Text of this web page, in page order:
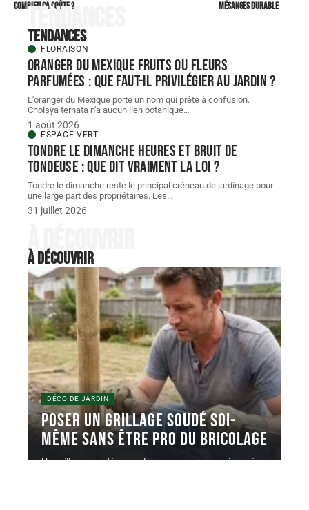
combien ça coûte ?
mésanges durable
Tendances
Tendances
FLORAISON
Oranger du Mexique fruits ou fleurs
parfumées : que faut-il privilégier au jardin ?
L'oranger du Mexique porte un nom qui prête à confusion.
Choisya ternata n'a aucun lien botanique…
1 août 2026
ESPACE VERT
Tondre le dimanche heures et bruit de
tondeuse : que dit vraiment la loi ?
Tondre le dimanche reste le principal créneau de jardinage pour
une large part des propriétaires. Les…
31 juillet 2026
À découvrir
À découvrir
DÉCO DE JARDIN
Poser un grillage soudé soi-
même sans être pro du bricolage
Un grillage soudé en rouleau se pose en une journée